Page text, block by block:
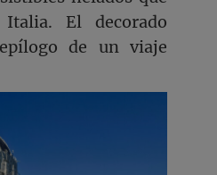
El decorado
de un viaje